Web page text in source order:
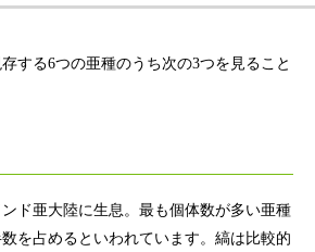
する6つの亜種のうち次の3つを見ること
ド亜大陸に生息。最も個体数が多い亜種
を占めるといわれています。縞は比較的